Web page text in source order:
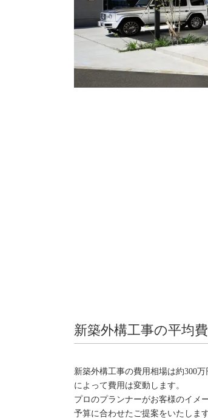
新築外構工事の平均
新築外構工事の費用相場は約300
によって費用は変動します。
プロのプランナーがお客様のイメ
予算に合わせたご提案をいたしま